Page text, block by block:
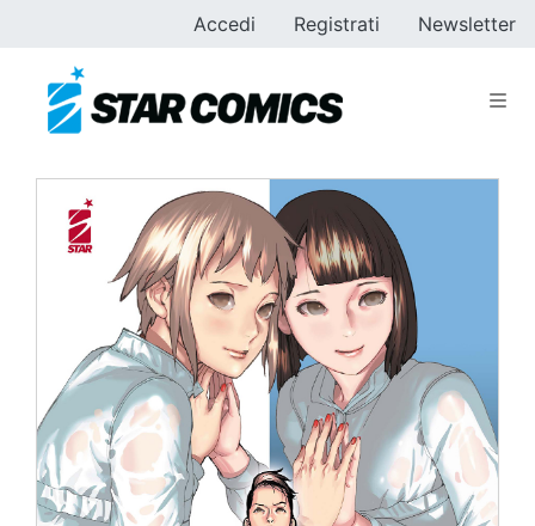
Accedi Registrati Newsletter